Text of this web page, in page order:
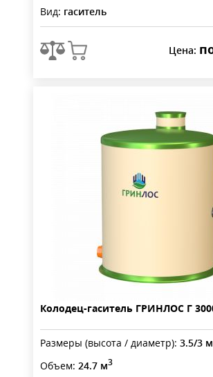
Вид: гаситель
Цена:
Колодец-гаситель ГРИНЛОС Г
Размеры (высота / диаметр): 3.5/3 м
Объем: 24.7 м3